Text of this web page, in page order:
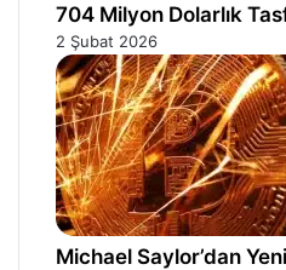
704 Milyon Dolarlık
2 Şubat 2026
Michael Saylor’dan